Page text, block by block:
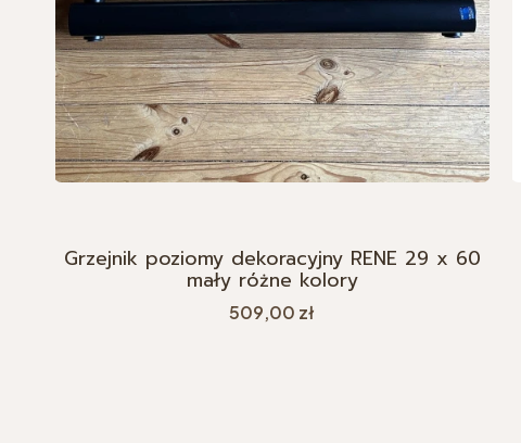
Grzejnik poziomy dekoracyjny RENE 29 x 60
mały różne kolory
Cena
509,00 zł